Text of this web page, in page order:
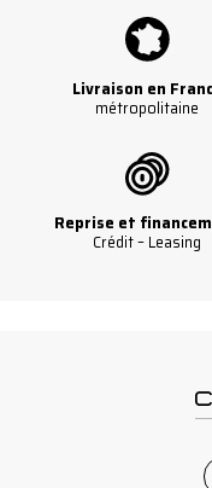
Livraison en
métropolitaine
Reprise et
Crédit – Leasing